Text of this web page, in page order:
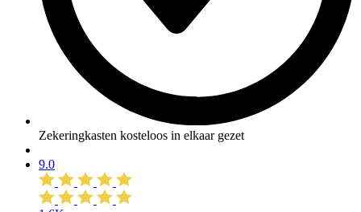
Zekeringkasten kosteloos in elkaar gezet
9.0